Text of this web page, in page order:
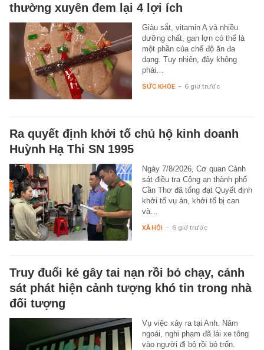
thường xuyên đem lại 4 lợi ích
Giàu sắt, vitamin A và nhiều
dưỡng chất, gan lợn có thể là
một phần của chế độ ăn đa
dạng. Tuy nhiên, đây không
phải…
SỨC KHỎE - 6 giờ trước
Ra quyết định khởi tố chủ hộ kinh doanh
Huỳnh Hạ Thi SN 1995
Ngày 7/8/2026, Cơ quan Cảnh
sát điều tra Công an thành phố
Cần Thơ đã tống đạt Quyết định
khởi tố vụ án, khởi tố bị can
và…
XÃ HỘI - 6 giờ trước
Truy đuổi kẻ gây tai nạn rồi bỏ chạy, cảnh
sát phát hiện cảnh tượng khó tin trong nhà
đối tượng
Vụ việc xảy ra tại Anh. Năm
ngoái, nghi phạm đã lái xe tông
vào người đi bộ rồi bỏ trốn.